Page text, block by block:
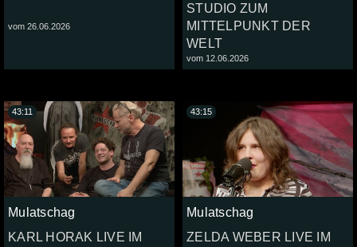
vom 26.06.2026
STUDIO ZUM
MITTELPUNKT DER
WELT
vom 12.06.2026
Mulatschag
KARL HORAK LIVE IM
43:11
Mulatschag
ZELDA WEBER LIVE IM
43:15